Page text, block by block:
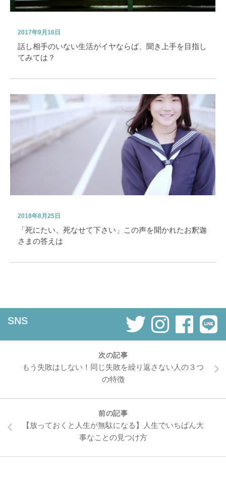
2017年9月16日
話し相手のいない生活がイヤならば、聞き上手を目指し
てみては？
2018年8月25日
「死にたい、死なせて下さい」この声を聞かれたお釈迦
さまの答えは
SNS
次の記事
もう失敗はしない！同じ失敗を繰り返さない人の３つ
の特徴
前の記事
【放っておくと人生が無駄になる】人生でいちばん大
事なことの見つけ方